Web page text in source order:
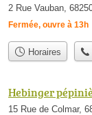
2 Rue Vauban,
Fermée, ouvre à 13h
Horaires
Hebinger
15 Rue de Colmar,